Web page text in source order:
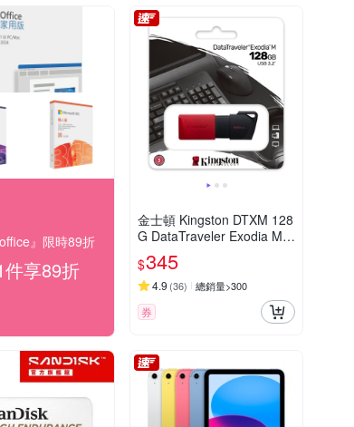
office』限時89折
件享89折
金士頓 Kingston DTXM 128
G DataTraveler Exodia M U
SB3.2 128GB 隨身碟 DTX
M/128GB
$345
4.9 (36) 總銷量>300
券